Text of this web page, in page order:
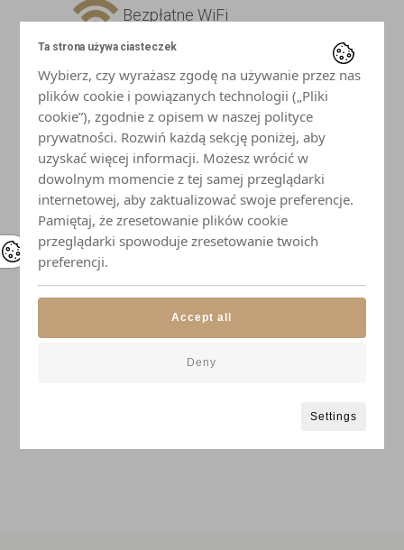
Bezpłatne WiFi
Lodówka
Płyta indukcyjna
Mikrofalówka
Czajnik
Naczynia i przybory kuchenne
Ta strona używa ciasteczek
Wybierz, czy wyrażasz zgodę na używanie przez nas
plików cookie i powiązanych technologii („Pliki
cookie”), zgodnie z opisem w naszej polityce
prywatności. Rozwiń każdą sekcję poniżej, aby
uzyskać więcej informacji. Możesz wrócić w
dowolnym momencie z tej samej przeglądarki
internetowej, aby zaktualizować swoje preferencje.
Pamiętaj, że zresetowanie plików cookie
przeglądarki spowoduje zresetowanie twoich
preferencji.
Settings
Deny
Accept all